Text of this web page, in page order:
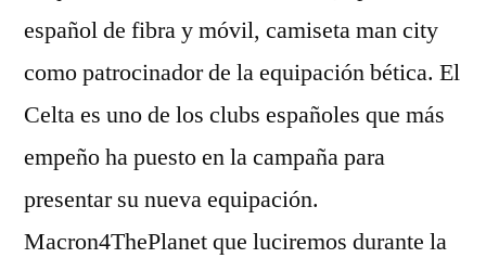
español de fibra y móvil, camiseta man city
como patrocinador de la equipación bética. El
Celta es uno de los clubs españoles que más
empeño ha puesto en la campaña para
presentar su nueva equipación.
Macron4ThePlanet que luciremos durante la